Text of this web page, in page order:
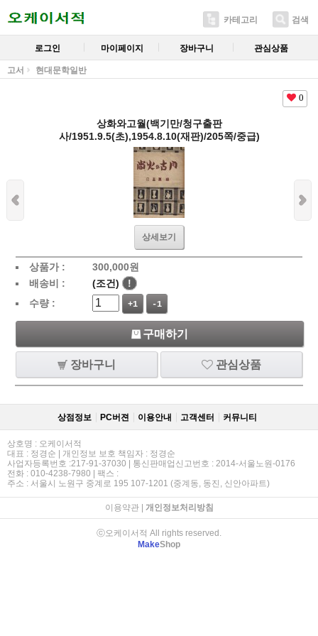
카테고리 검색
로그인 마이페이지 장바구니 관심상품
고서 현대문학일반
0
상화와고월(백기만/청구출판
사/1951.9.5(초),1954.8.10(재판)/205쪽/중급)
상세보기
상품가 : 300,000원
배송비 :
(조건)
!
수량 :
+1 -1
구매하기
장바구니 관심상품
상점정보 PC버젼 이용안내 고객센터 커뮤니티
상호명 : 오케이서적
대표 : 정경순 | 개인정보 보호 책임자 : 정경순
사업자등록번호 :217-91-37030 | 통신판매업신고번호 : 2014-서울노원-0176
전화 : 010-4238-7980 | 팩스 :
주소 : 서울시 노원구 중계로 195 107-1201 (중계동, 동진, 신안아파트)
이용약관| 개인정보처리방침
ⓒ오케이서적 All rights reserved.
MakeShop